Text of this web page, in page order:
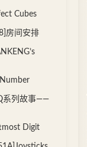
Cubes
房间安排
系列故事——
Digit